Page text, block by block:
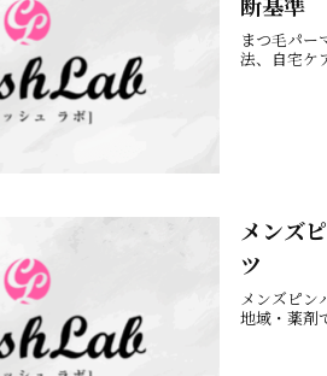
まつ毛パー
法、自宅ケ
メンズ
ツ
メンズピン
地域・薬剤